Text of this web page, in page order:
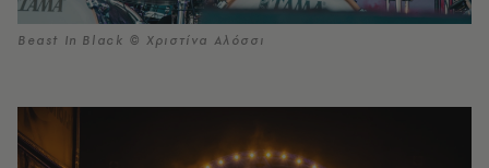
Beast In Black © Χριστίνα Αλόσσι